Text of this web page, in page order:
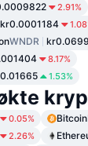
2.91%
kr0.0001184
WNDR
8.17%
1.53%
0.05% Bitcoin
2.26%